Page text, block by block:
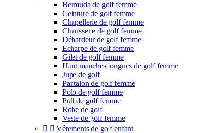
Bermuda de golf femme
Ceinture de golf femme
Chapellerie de golf femme
Chaussette de golf femme
Débardeur de golf femme
Echarpe de golf femme
Gilet de golf femme
Haut manches longues de golf femme
Jupe de golf
Pantalon de golf femme
Polo de golf femme
Pull de golf femme
Robe de golf
Veste de golf femme
  Vêtements de golf enfant